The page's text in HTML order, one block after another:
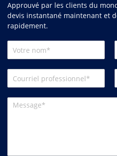
Approuvé par les clients du
devis instantané maintenant et
rapidement.